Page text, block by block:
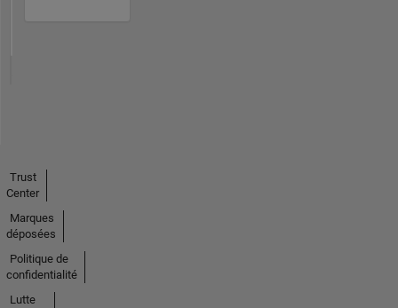
Trust
Center
Marques
déposées
Politique de
confidentialité
Lutte